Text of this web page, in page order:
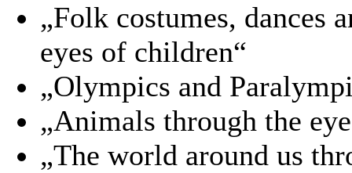
„Folk costumes, dances
eyes of children“
„Olympics and
„Animals through the
„The world around us